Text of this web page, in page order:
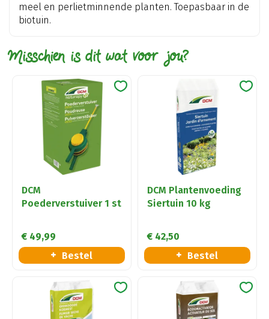
meel en perlietminnende planten. Toepasbaar in de
biotuin.
Misschien is dit wat voor jou?
DCM
Poederverstuiver 1 st
€ 49,99
Bestel
DCM Plantenvoeding
Siertuin 10 kg
€ 42,50
Bestel